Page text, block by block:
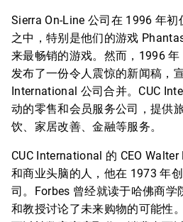
Sierra On-Line 公司在 1996 年
之中，特别是他们的游戏
来最畅销的游戏。然而，1996
发布了一份令人震惊的新闻稿，
International 公司合并。CUC
动的零售和会员服务公司，提供
饮、家居改善、金融等服务。
CUC International 的 CEO
和商业头脑的人，他在 1973 年
司。Forbes 曾经就读于哈佛商学
和教授讨论了未来购物的可能性